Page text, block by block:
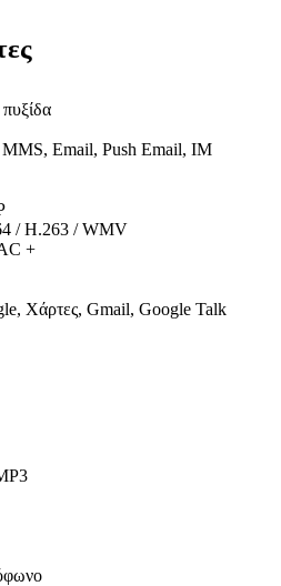
Email, Push Email, IM
/ H.263 / WMV
+
Χάρτες, Gmail, Google Talk